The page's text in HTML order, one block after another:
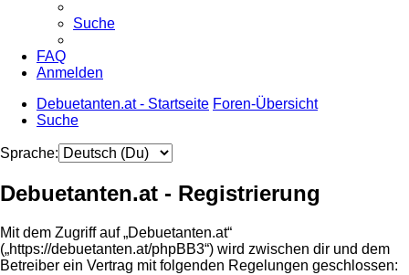
Suche
FAQ
Anmelden
Debuetanten.at - Startseite Foren-Übersicht
Suche
Sprache:
Debuetanten.at - Registrierung
Mit dem Zugriff auf „Debuetanten.at“
(„https://debuetanten.at/phpBB3“) wird zwischen dir und dem
Betreiber ein Vertrag mit folgenden Regelungen geschlossen: